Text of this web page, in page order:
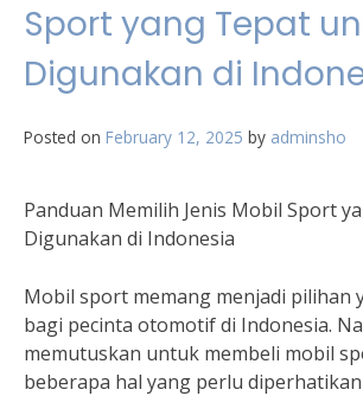
Sport yang Tepat
Digunakan di
Posted on February 12, 2025 by adminsho
Panduan Memilih Jenis Mobil Sport
Digunakan di Indonesia
Mobil sport memang menjadi pilihan
bagi pecinta otomotif di Indonesia.
memutuskan untuk membeli mobil
beberapa hal yang perlu